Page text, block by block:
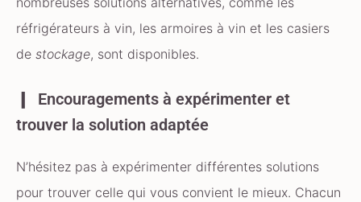
réfrigérateurs à vin, les armoires à vin et les casiers
de stockage, sont disponibles.
Encouragements à expérimenter et
trouver la solution adaptée
N’hésitez pas à expérimenter différentes solutions
pour trouver celle qui vous convient le mieux. Chacun